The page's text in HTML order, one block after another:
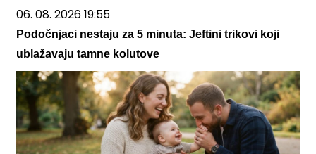
06. 08. 2026 19:55
Podočnjaci nestaju za 5 minuta: Jeftini trikovi koji
ublažavaju tamne kolutove